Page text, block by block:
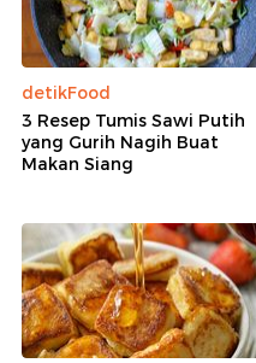
detikFood
3 Resep Tumis Sawi Putih
yang Gurih Nagih Buat
Makan Siang